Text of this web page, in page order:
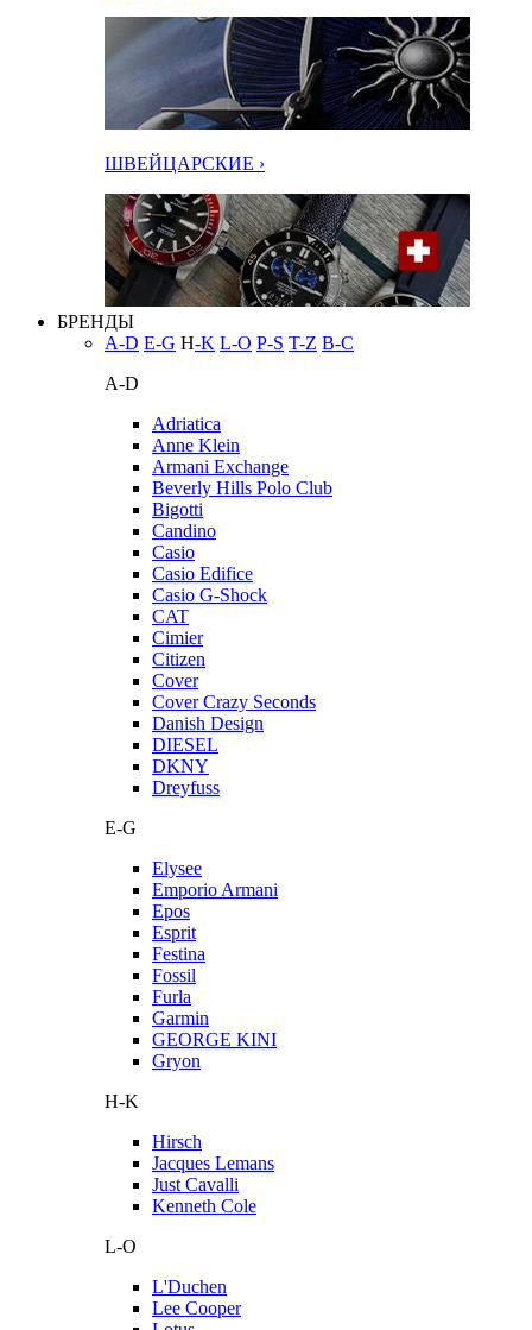
ШВЕЙЦАРСКИЕ ›
БРЕНДЫ
A-D E-G H-K L-O P-S T-Z В-С
A-D
Adriatica
Anne Klein
Armani Exchange
Beverly Hills Polo Club
Bigotti
Candino
Casio
Casio Edifice
Casio G-Shock
CAT
Cimier
Citizen
Cover
Cover Crazy Seconds
Danish Design
DIESEL
DKNY
Dreyfuss
E-G
Elysee
Emporio Armani
Epos
Esprit
Festina
Fossil
Furla
Garmin
GEORGE KINI
Gryon
H-K
Hirsch
Jacques Lemans
Just Cavalli
Kenneth Cole
L-O
L'Duchen
Lee Cooper